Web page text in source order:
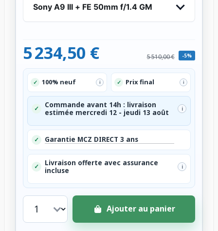
Sony A9 III + FE 50mm f/1.4 GM
5 234,50 € 5 510,00 € -5%
✓ 100% neuf i ✓ Prix final i
✓
Commande avant 14h : livraison
estimée mercredi 12 - jeudi 13 août
i
✓ Garantie MCZ DIRECT 3 ans
✓
Livraison offerte avec assurance
incluse
i
Ajouter au panier